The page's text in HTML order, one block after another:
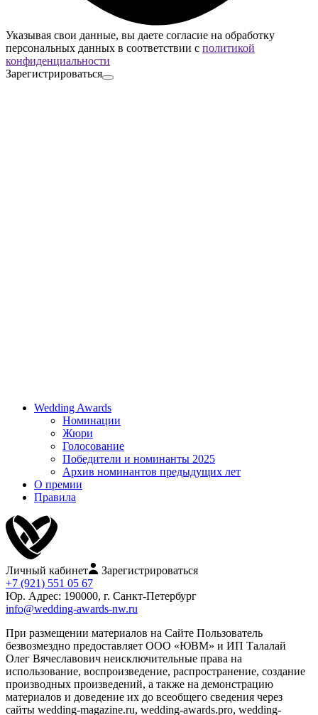
Указывая свои данные, вы даете согласие на обработку
персональных данных в соответствии с политикой
конфиденциальности
Зарегистрироваться
Wedding Awards
Номинации
Жюри
Голосование
Победители и номинанты 2025
Архив номинантов предыдущих лет
О премии
Правила
Личный кабинет
Зарегистрироваться
+7 (921) 551 05 67
Юр. Адрес: 190000, г. Санкт-Петербург
info@wedding-awards-nw.ru
При размещении материалов на Сайте Пользователь
безвозмездно предоставляет ООО «ЮВМ» и ИП Талалай
Олег Вячеславович неисключительные права на
использование, воспроизведение, распространение, создание
производных произведений, а также на демонстрацию
материалов и доведение их до всеобщего сведения через
сайты wedding-magazine.ru, wedding-awards.pro, wedding-